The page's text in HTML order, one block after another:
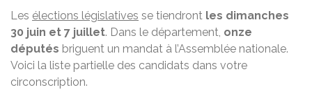
Les élections législatives se tiendront les dimanches
30 juin et 7 juillet. Dans le département, onze
députés briguent un mandat à l’Assemblée nationale.
Voici la liste partielle des candidats dans votre
circonscription.